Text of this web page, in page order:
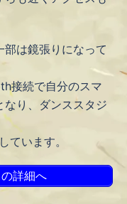
は鏡張りになって
接続で自分のスマ
り、ダンススタジ
ています。
詳細へ